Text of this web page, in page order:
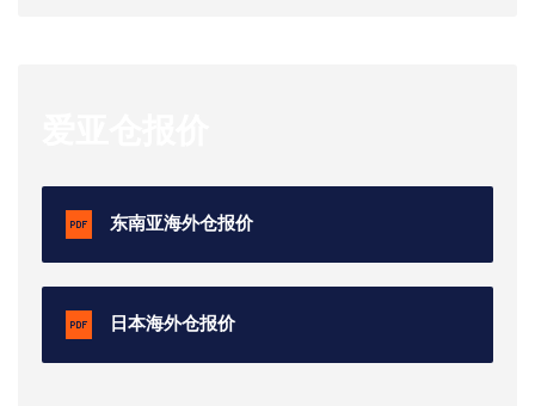
东南亚海外仓报价
日本海外仓报价